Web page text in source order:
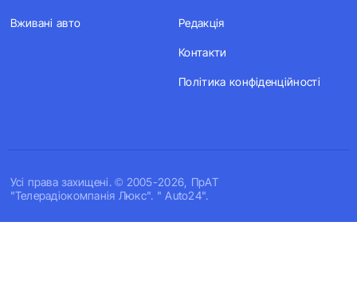
Усi права захищенi. © 2005-2026, ПрАТ
"Телерадіокомпанія Люкс". " Auto24".
Вживані авто Редакція
Контакти
Політика конфіденційності